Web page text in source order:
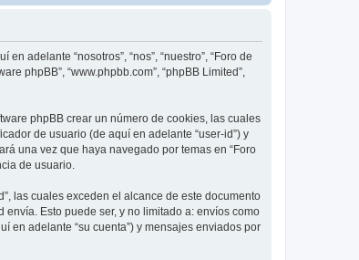
adelante “nosotros”, “nos”, “nuestro”, “Foro de
phpBB”, “www.phpbb.com”, “phpBB Limited”,
phpBB crear un número de cookies, las cuales
de usuario (de aquí en adelante “user-id”) y
una vez que haya navegado por temas en “Foro
de usuario.
las cuales exceden el alcance de este documento
Esto puede ser, y no limitado a: envíos como
en adelante “su cuenta”) y mensajes enviados por